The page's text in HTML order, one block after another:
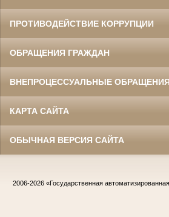
ПРОТИВОДЕЙСТВИЕ КОРРУПЦИИ
ОБРАЩЕНИЯ ГРАЖДАН
ВНЕПРОЦЕССУАЛЬНЫЕ ОБРАЩЕНИЯ
КАРТА САЙТА
ОБЫЧНАЯ ВЕРСИЯ САЙТА
2006-2026 «Государственная